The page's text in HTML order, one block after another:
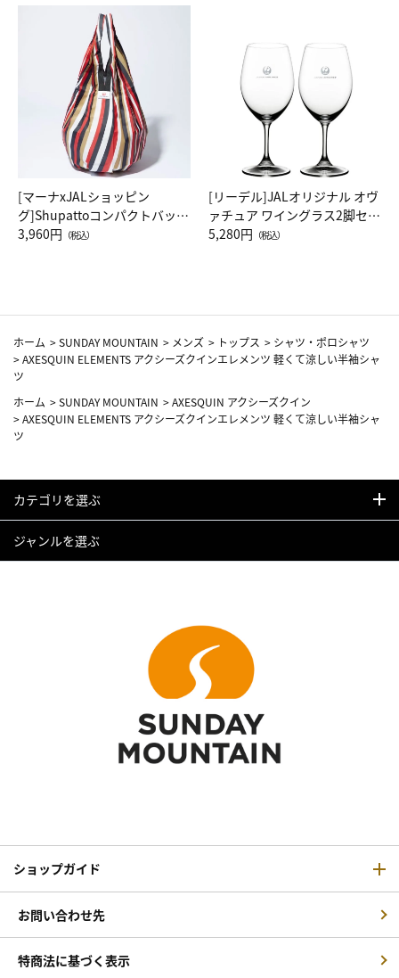
[マーナxJALショッピン
グ]Shupattoコンパクトバッグ
Drop JAL客室乗務員（LC）ス
3,960円 （税込）
[リーデル]JALオリジナル オヴ
ァチュア ワイングラス2脚セッ
ト（レッドワイン）
5,280円 （税込）
ホーム >SUNDAY MOUNTAIN > メンズ > トップス > シャツ・ポロシャツ
>AXESQUIN ELEMENTS アクシーズクインエレメンツ 軽くて涼しい半袖シャ
ツ
ホーム >SUNDAY MOUNTAIN >AXESQUIN アクシーズクイン
>AXESQUIN ELEMENTS アクシーズクインエレメンツ 軽くて涼しい半袖シャ
ツ
カテゴリを選ぶ
ジャンルを選ぶ
ショップガイド
お問い合わせ先
特商法に基づく表示